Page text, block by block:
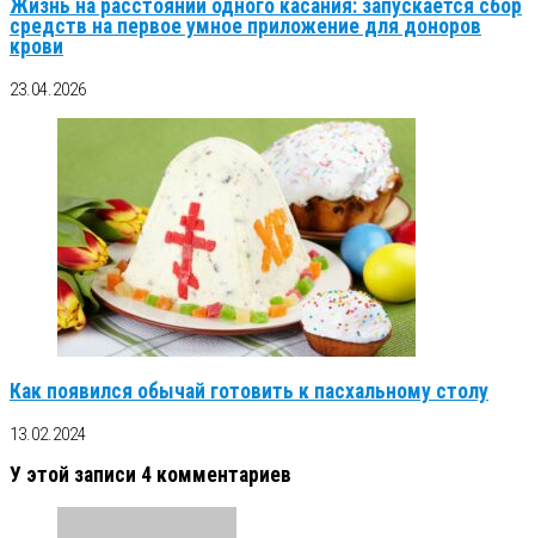
Жизнь на расстоянии одного касания: запускается сбор
средств на первое умное приложение для доноров
крови
23.04.2026
Как появился обычай готовить к пасхальному столу
13.02.2024
У этой записи 4 комментариев